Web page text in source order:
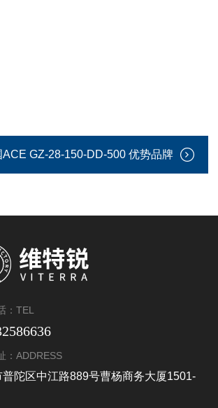
ACE GZ-28-150-DD-500 优势品牌
：TEL
：ADDRESS
普陀区中江路889号曹杨商务大厦1501-